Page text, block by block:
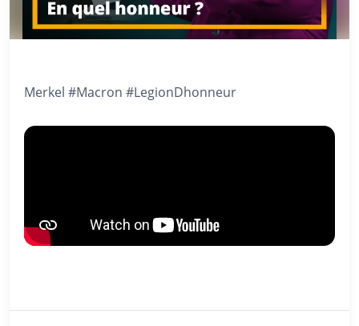
Merkel #Macron #LegionDhonneur